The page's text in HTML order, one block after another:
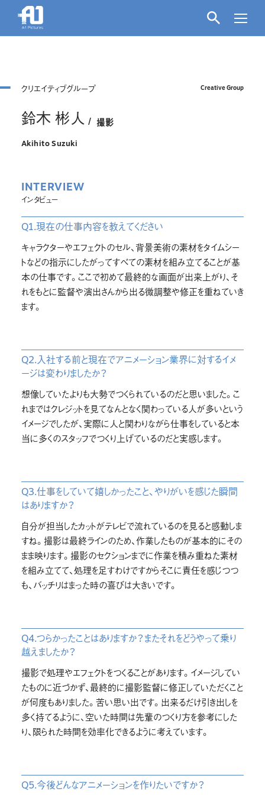
クリエイティブグループ Creative Group
鈴木 彬人 撮影
Akihito Suzuki
INTERVIEW
インタビュー
Q1.現在の仕事内容を教えてください
キャラクターやエフェクトのセル、背景美術の素材をタイムシー
トなどの指示にしたがってすべての素材を組み立てることが基
本の仕事です。ここで初めて最終的な画面が出来上がり、そ
れをもとに監督や演出さんから出る微調整や修正を重ねていき
ます。
Q2.入社する前と現在でアニメーション業界に対するイメ
ージは変わりましたか？
想像していたよりも大勢でつくられているのだと思いました。こ
れまではクレジットを見てなんとなく関わっている人が多いという
イメージでしたが、実際に人と関わりながら仕事をしていると本
当に多くのスタッフでつくり上げているのだと実感します。
Q3.仕事をしていて嬉しかったこと、やりがいを感じた瞬間
はありますか？
自分が担当したカットがテレビで流れているのを見ると感動しま
すね。撮影は最終ラインのため、作業したものが基本的にその
まま映ります。撮影のセクションまでに作業を積み重ねた素材
を組み立てて、処理を足すわけですからそこに責任を感じつつ
も、バッチリはまった時の喜びは大きいです。
Q4.つらかったことはありますか？またそれをどうやって乗り
越えましたか？
撮影で処理やエフェクトをつくることがあります。イメージしてい
たものに近づかず、最終的に撮影監督に修正していただくこと
が何度もありました。苦い思い出です。出来るだけ引き出しを
多く持てるように、空いた時間は先輩のつくり方を参考にした
り、限られた時間を効率化できるように考えています。
Q5.今後どんなアニメーションを作りたいですか？